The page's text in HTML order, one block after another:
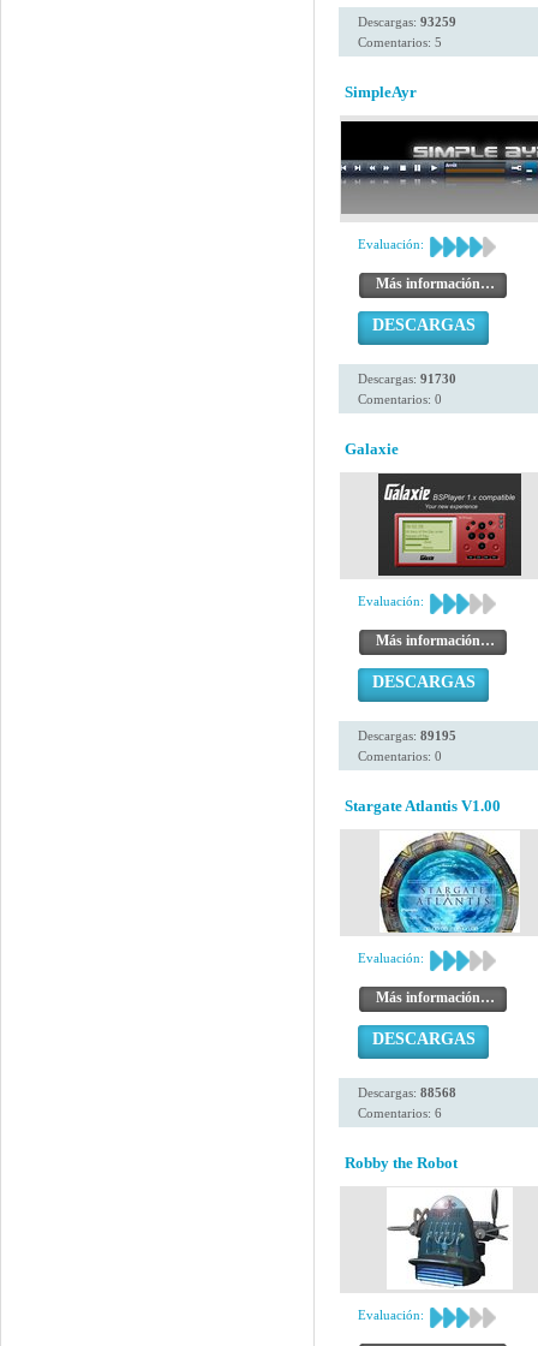
Descargas: 93259
Comentarios: 5
SimpleAyr
Evaluación:
Más información…
DESCARGAS
Descargas: 91730
Comentarios: 0
Galaxie
Evaluación:
Más información…
DESCARGAS
Descargas: 89195
Comentarios: 0
Stargate Atlantis V1.00
Evaluación:
Más información…
DESCARGAS
Descargas: 88568
Comentarios: 6
Robby the Robot
Evaluación: